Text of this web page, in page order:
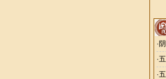
·
·
·